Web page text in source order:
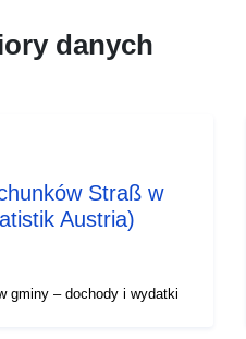
danych
Straß w
Austria)
gminy – dochody i wydatki